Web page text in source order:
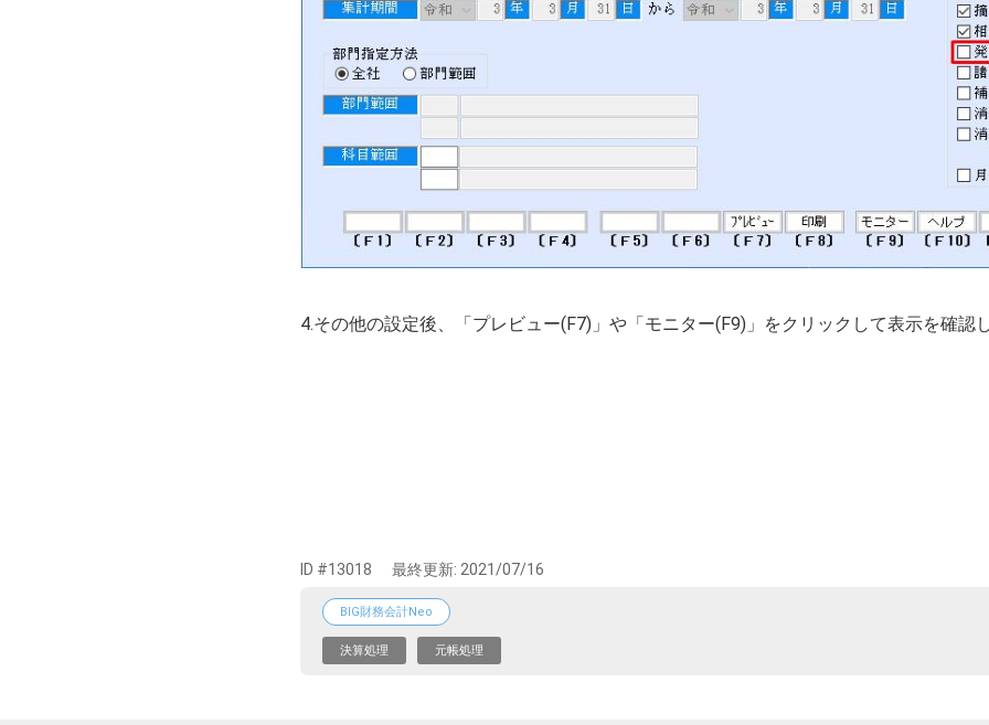
4.その他の設定後、「プレビュー(F7)」や「モニター(F9)」をクリックして表示を確認
ID #13018 最終更新: 2021/07/16
BIG財務会計Neo
決算処理 元帳処理